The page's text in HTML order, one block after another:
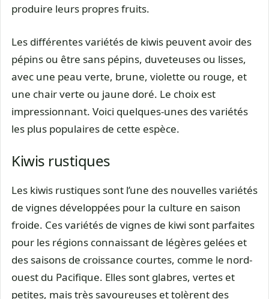
produire leurs propres fruits.
Les différentes variétés de kiwis peuvent avoir des
pépins ou être sans pépins, duveteuses ou lisses,
avec une peau verte, brune, violette ou rouge, et
une chair verte ou jaune doré. Le choix est
impressionnant. Voici quelques-unes des variétés
les plus populaires de cette espèce.
Kiwis rustiques
Les kiwis rustiques sont l’une des nouvelles variétés
de vignes développées pour la culture en saison
froide. Ces variétés de vignes de kiwi sont parfaites
pour les régions connaissant de légères gelées et
des saisons de croissance courtes, comme le nord-
ouest du Pacifique. Elles sont glabres, vertes et
petites, mais très savoureuses et tolèrent des